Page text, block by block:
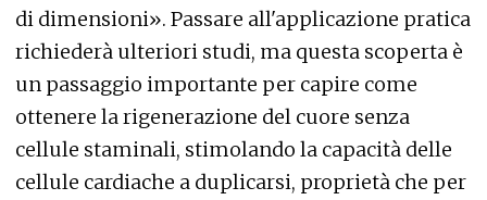
di dimensioni». Passare all'applicazione pratica
richiederà ulteriori studi, ma questa scoperta è
un passaggio importante per capire come
ottenere la rigenerazione del cuore senza
cellule staminali, stimolando la capacità delle
cellule cardiache a duplicarsi, proprietà che per